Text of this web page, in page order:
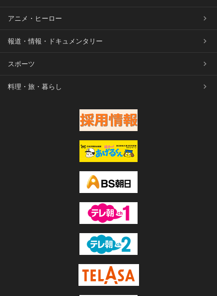
アニメ・ヒーロー
報道・情報・ドキュメンタリー
スポーツ
料理・旅・暮らし